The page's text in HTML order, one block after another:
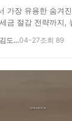
가장 유용한 숨겨
금 절감 전략까지,
도…04-27조회 89